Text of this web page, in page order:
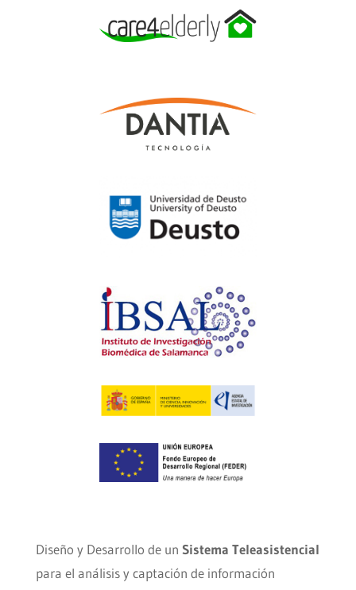
Diseño y Desarrollo de un Sistema Teleasistencial
para el análisis y captación de información